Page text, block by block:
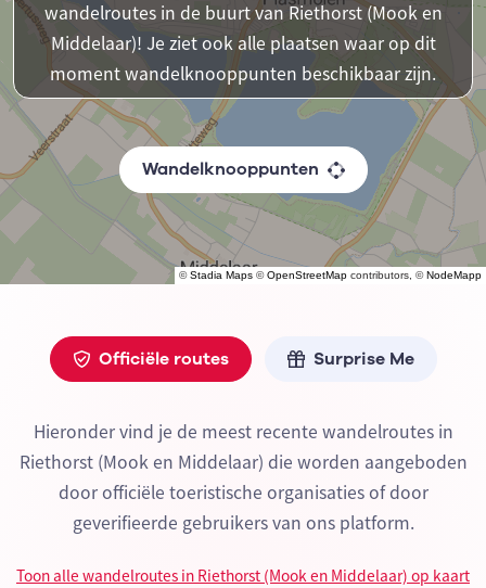
©Stadia Maps ©OpenStreetMap contributors, ©NodeMapp
wandelroutes in de buurt van Riethorst (Mook en
Middelaar)! Je ziet ook alle plaatsen waar op dit
moment wandelknooppunten beschikbaar zijn.
Wandelknooppunten
Officiële routes Surprise Me
Hieronder vind je de meest recente wandelroutes in
Riethorst (Mook en Middelaar) die worden aangeboden
door officiële toeristische organisaties of door
geverifieerde gebruikers van ons platform.
Toon alle wandelroutes in Riethorst (Mook en Middelaar) op kaart